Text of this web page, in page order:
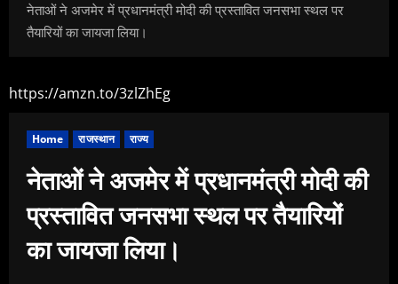
नेताओं ने अजमेर में प्रधानमंत्री मोदी की प्रस्तावित जनसभा स्थल पर
तैयारियों का जायजा लिया।
https://amzn.to/3zlZhEg
Home राजस्थान राज्य
नेताओं ने अजमेर में प्रधानमंत्री मोदी की
प्रस्तावित जनसभा स्थल पर तैयारियों
का जायजा लिया।